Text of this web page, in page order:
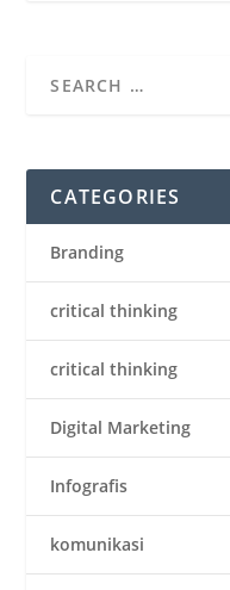
CATEGORIES
Branding
critical thinking
critical thinking
Digital Marketing
Infografis
komunikasi